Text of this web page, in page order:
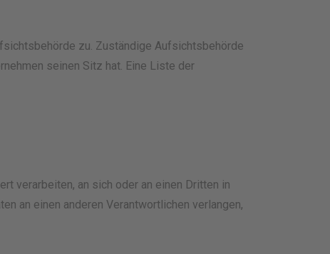
zu. Zuständige Aufsichtsbehörde
seinen Sitz hat. Eine Liste der
verarbeiten, an sich oder an einen Dritten in
an einen anderen Verantwortlichen verlangen,